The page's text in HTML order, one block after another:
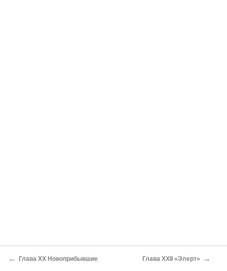
← Глава XX Новоприбывшие Глава XXII «Элерт» →